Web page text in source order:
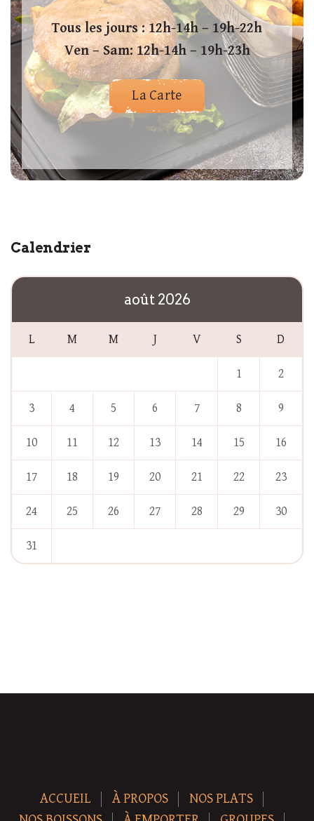
Tous les jours : 12h-14h – 19h-22h
Ven – Sam: 12h-14h – 19h-23h
La Carte
Calendrier
août 2026
L M M J V S D
1 2
3 4 5 6 7 8 9
10 11 12 13 14 15 16
17 18 19 20 21 22 23
24 25 26 27 28 29 30
31
ACCUEIL À PROPOS
NOS PLATS